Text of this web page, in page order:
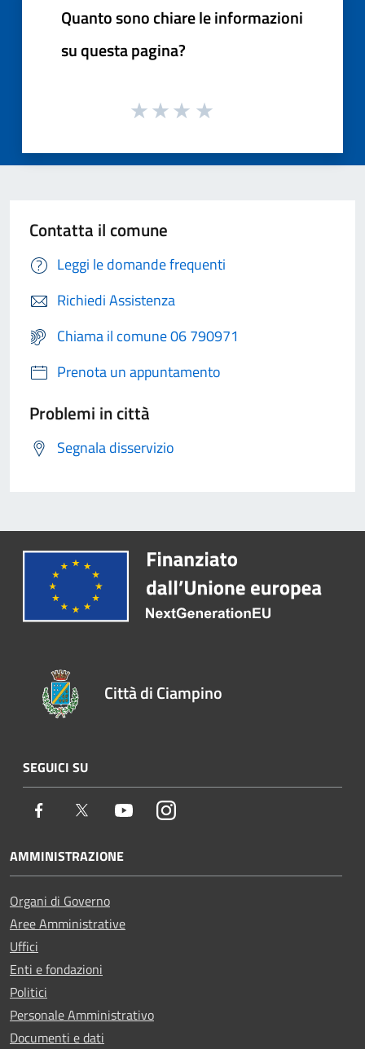
Quanto sono chiare le informazioni
su questa pagina?
Contatta il comune
Leggi le domande frequenti
Richiedi Assistenza
Chiama il comune 06 790971
Prenota un appuntamento
Problemi in città
Segnala disservizio
Città di Ciampino
SEGUICI SU
Facebook Twitter YoutubeInstagram
AMMINISTRAZIONE
Organi di Governo
Aree Amministrative
Uffici
Enti e fondazioni
Politici
Personale Amministrativo
Documenti e dati